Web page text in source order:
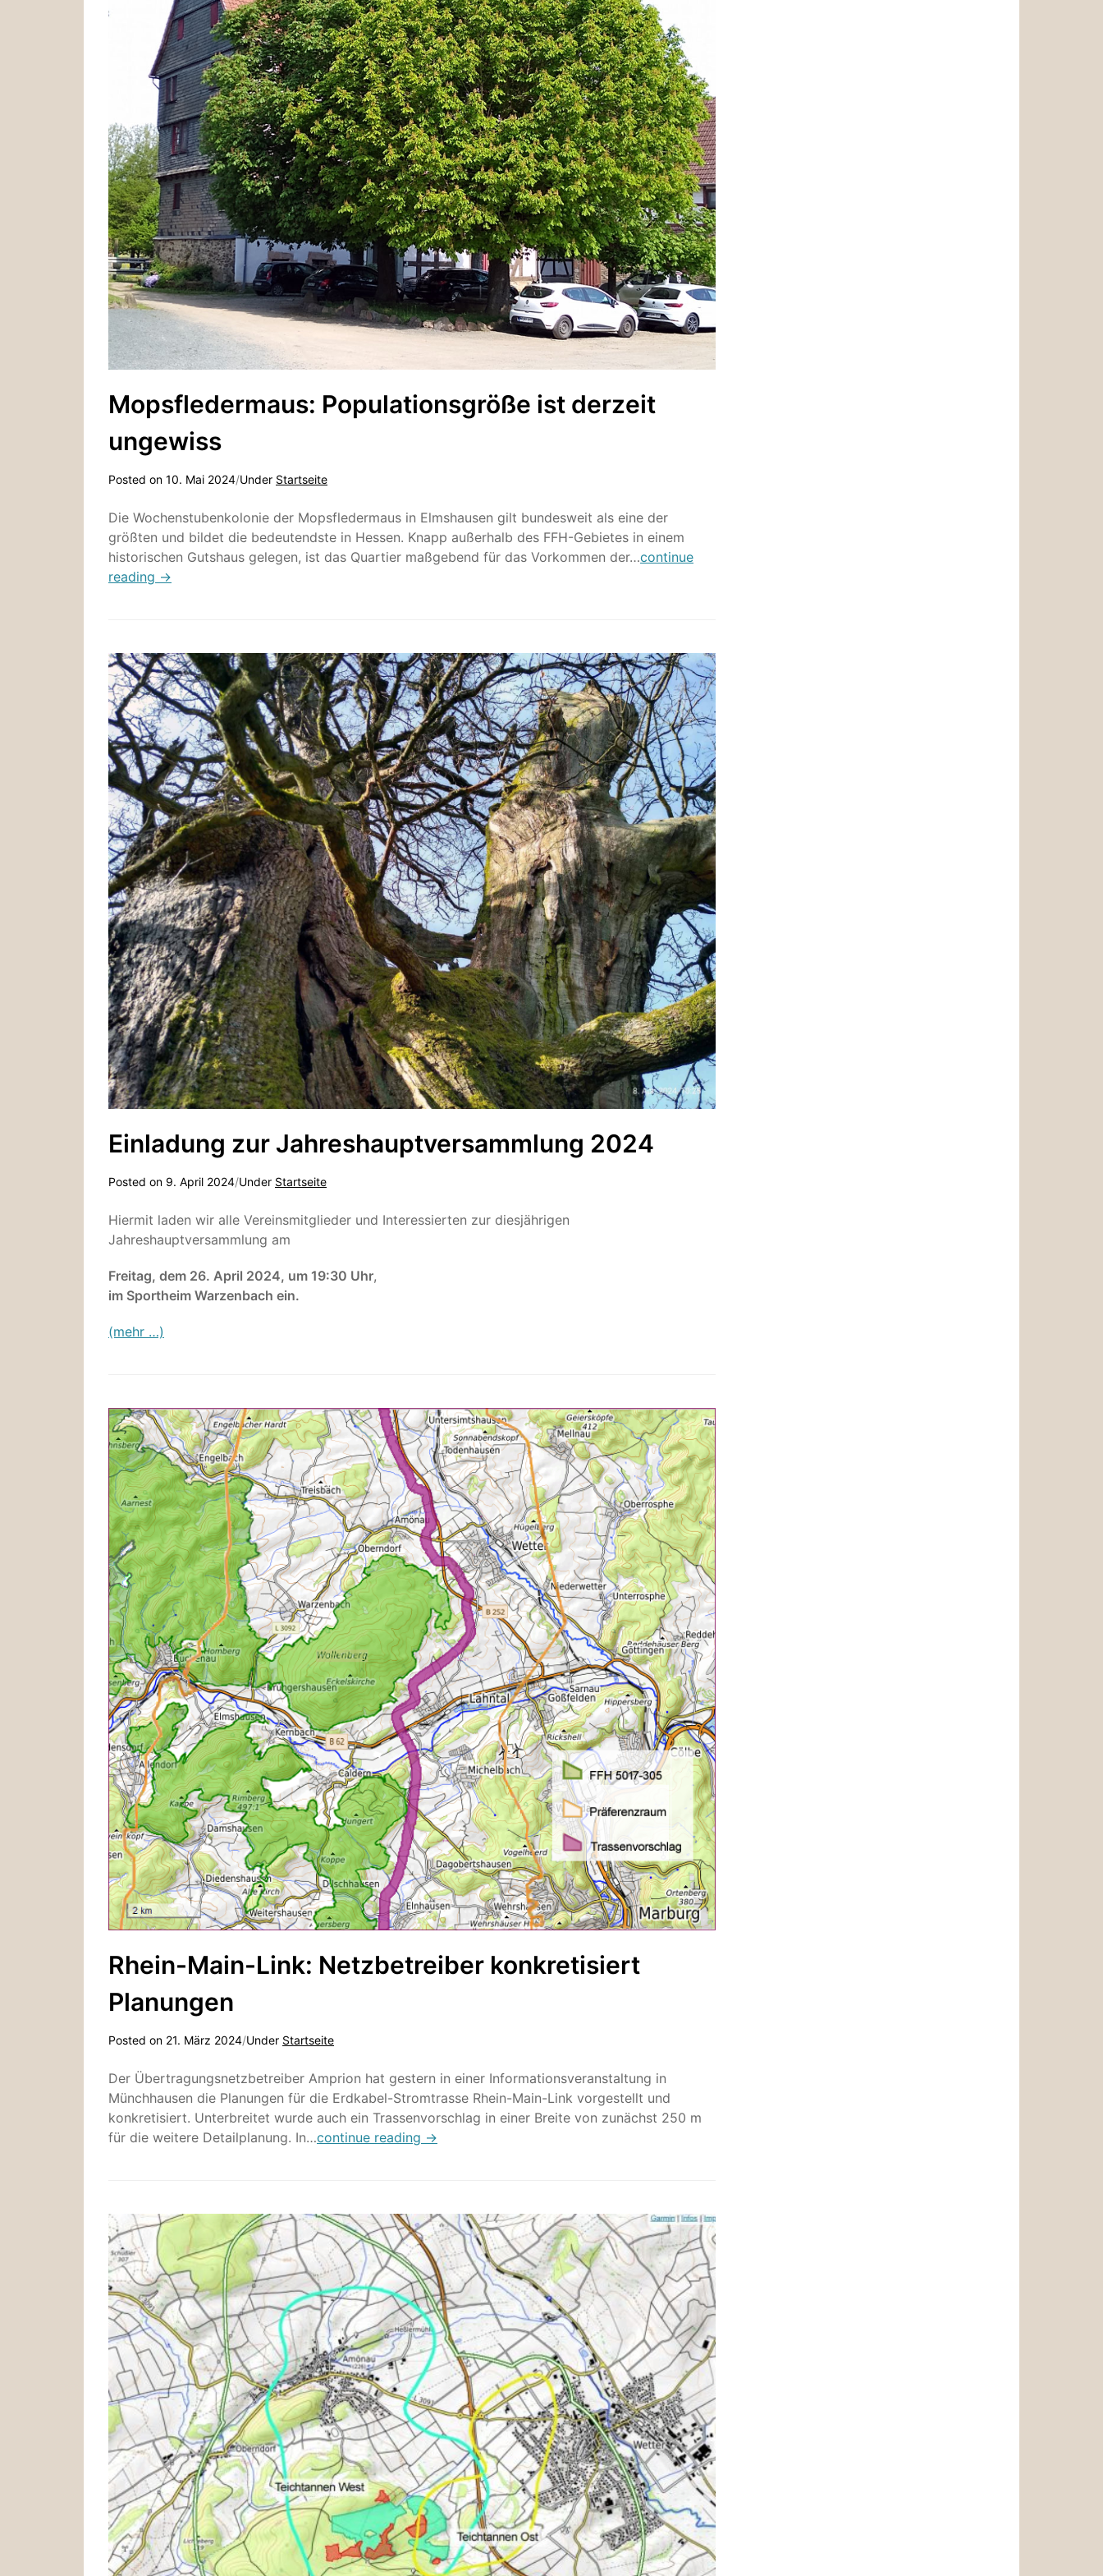
Mopsfledermaus: Populationsgröße ist derzeit
ungewiss
Posted on 10. Mai 2024/Under Startseite
Die Wochenstubenkolonie der Mopsfledermaus in Elmshausen gilt bundesweit als eine der
größten und bildet die bedeutendste in Hessen. Knapp außerhalb des FFH-Gebietes in einem
historischen Gutshaus gelegen, ist das Quartier maßgebend für das Vorkommen der…continue
reading →
Einladung zur Jahreshauptversammlung 2024
Posted on 9. April 2024/Under Startseite
Hiermit laden wir alle Vereinsmitglieder und Interessierten zur diesjährigen
Jahreshauptversammlung am
Freitag, dem 26. April 2024, um 19:30 Uhr,
im Sportheim Warzenbach ein.
(mehr …)
Rhein-Main-Link: Netzbetreiber konkretisiert
Planungen
Posted on 21. März 2024/Under Startseite
Der Übertragungsnetzbetreiber Amprion hat gestern in einer Informationsveranstaltung in
Münchhausen die Planungen für die Erdkabel-Stromtrasse Rhein-Main-Link vorgestellt und
konkretisiert. Unterbreitet wurde auch ein Trassenvorschlag in einer Breite von zunächst 250 m
für die weitere Detailplanung. In…continue reading →